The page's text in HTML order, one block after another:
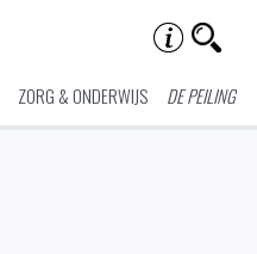
ZORG & ONDERWIJS DE PEILING